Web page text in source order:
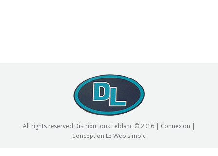
All rights reserved Distributions Leblanc © 2016 | Connexion |
Conception Le Web simple